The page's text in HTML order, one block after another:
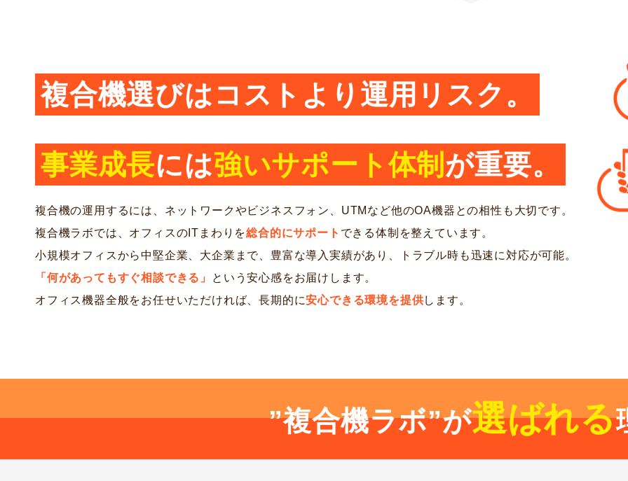
複合機選びはコストより運用リスク。
事業成長には強いサポート体制 が重要。
複合機の運用するには、ネットワークやビジネスフォン、UTMなど他のOA機器との相性も大切です。
複合機ラボでは、オフィスのITまわりを総合的にサポート できる体制を整えています。
小規模オフィスから中堅企業、大企業まで、豊富な導入実績があり、トラブル時も迅速に対応が可能。
「何があってもすぐ相談できる」
という安心感をお届けします。
オフィス機器全般をお任せいただければ、長期的に安心できる環境を提供します。
”複合機ラボ”が選ばれる